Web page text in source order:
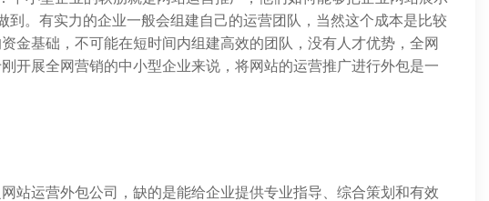
到。有实力的企业一般会组建自己的运营团队，当然这个成本是比较
金基础，不可能在短时间内组建高效的团队，没有人才优势，全网
开展全网营销的中小型企业来说，将网站的运营推广进行外包是一
站运营外包公司，缺的是能给企业提供专业指导、综合策划和有效